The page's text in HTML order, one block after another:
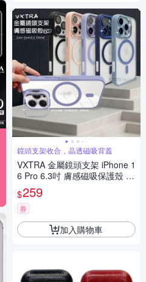
鏡頭支架收合，晶透磁吸背蓋
VXTRA 金屬鏡頭支架 iPhone 1
6 Pro 6.3吋 膚感磁吸保護殼 手
機殼(附鏡頭玻璃環)
$259
券
加入購物車